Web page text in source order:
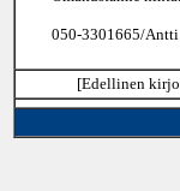
050-3301665/Antti
[Edellinen